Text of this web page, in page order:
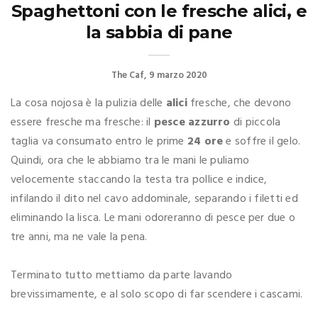
Spaghettoni con le fresche alici, e
la sabbia di pane
The Caf 9 marzo 2020
La cosa nojosa è la pulizia delle alicifresche, che devono
essere fresche ma fresche: il pesce azzurro di piccola
taglia va consumato entro le prime 24 oree soffre il gelo.
Quindi, ora che le abbiamo tra le mani le puliamo
velocemente staccando la testa tra pollice e indice,
infilando il dito nel cavo addominale, separando i filetti ed
eliminando la lisca. Le mani odoreranno di pesce per due o
tre anni, ma ne vale la pena.
Terminato tutto mettiamo da parte lavando
brevissimamente, e al solo scopo di far scendere i cascami.